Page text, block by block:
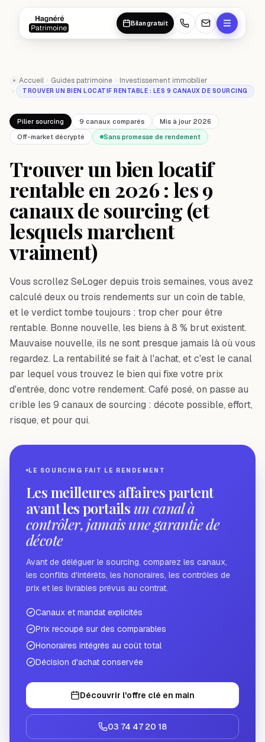
Bilan gratuit
Accueil Guides patrimoine Investissement immobilier
TROUVER UN BIEN LOCATIF RENTABLE : LES 9 CANAUX DE SOURCING
Pilier sourcing 9 canaux comparés
Mis à jour 2026
Off-market décrypté
Sans promesse de rendement
Trouver un bien locatif
rentable en 2026 : les 9
canaux de sourcing (et
lesquels marchent
vraiment)
Vous scrollez SeLoger depuis trois semaines, vous avez
calculé deux ou trois rendements sur un coin de table,
et le verdict tombe toujours : trop cher pour être
rentable. Bonne nouvelle, les biens à 8 % brut existent.
Mauvaise nouvelle, ils ne sont presque jamais là où vous
regardez. La rentabilité se fait à l'achat, et c'est le canal
par lequel vous trouvez le bien qui fixe votre prix
d'entrée, donc votre rendement. Café posé, on passe au
crible les 9 canaux de sourcing : décote possible, effort,
risque, et pour qui.
LE SOURCING FAIT LE RENDEMENT
Les meilleures affaires partent
avant les portailsun canal à
contrôler, jamais une garantie de
décote
Avant de déléguer le sourcing, comparez les canaux,
les conflits d'intérêts, les honoraires, les contrôles de
prix et les livrables prévus au contrat.
Canaux et mandat explicités
Prix recoupé sur des comparables
Honoraires intégrés au coût total
Décision d'achat conservée
Découvrir l'offre clé en main
03 74 47 20 18